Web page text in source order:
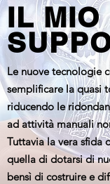
IL MIO
Le nuove tecnologie
semplificare la quasi
riducendo le
ad attività manuali
Tuttavia la vera sfida
quella di dotarsi di
bensì di costruire e